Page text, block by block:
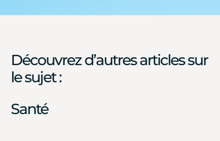
Découvrez d’autres articles sur
le sujet :
Santé